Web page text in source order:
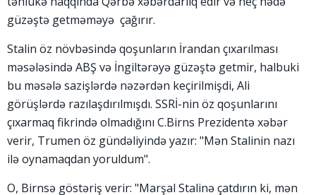
güzəştə getməməyə çağırır.
Stalin öz növbəsində qoşunların İrandan çıxarılması
məsələsində ABŞ və İngiltərəyə güzəştə getmir, halbuki
bu məsələ sazişlərdə nəzərdən keçirilmişdi, Ali
görüşlərdə razılaşdırılmışdı. SSRİ-nin öz qoşunlarını
çıxarmaq fikrində olmadığını C.Birns Prezidentə xəbər
verir, Trumen öz gündəliyində yazır: "Mən Stalinin nazı
ilə oynamaqdan yoruldum".
O, Birnsə göstəriş verir: "Marşal Stalinə çatdırın ki, mən